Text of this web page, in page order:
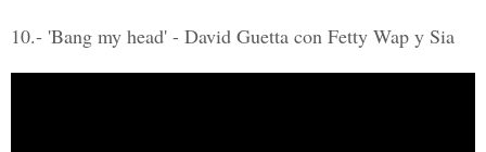
10.- 'Bang my head' - David Guetta con Fetty Wap y Sia